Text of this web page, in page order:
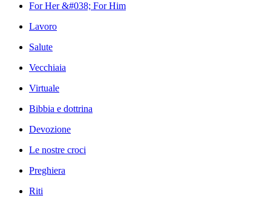
For Her &#038; For Him
Lavoro
Salute
Vecchiaia
Virtuale
Bibbia e dottrina
Devozione
Le nostre croci
Preghiera
Riti